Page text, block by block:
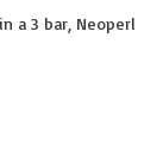
a 3 bar, Neoperl